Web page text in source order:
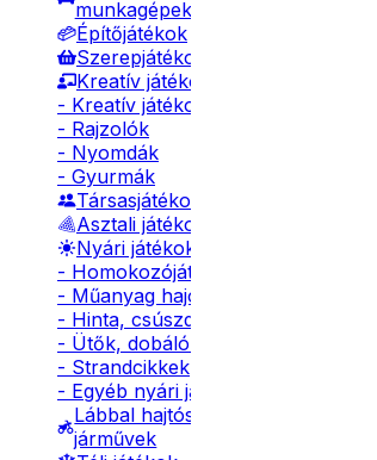
munkagépek
Építőjátékok
Szerepjátékok
Kreatív játékok
- Kreatív játékok
- Rajzolók
- Nyomdák
- Gyurmák
Társasjátékok
Asztali játékok
Nyári játékok
- Homokozójátékok
- Műanyag hajók
- Hinta, csúszda
- Ütők, dobálók
- Strandcikkek
- Egyéb nyári játékok
Lábbal hajtós
járművek